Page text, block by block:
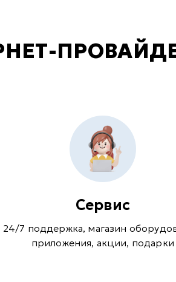
Сервис
24/7 поддержка, магазин
приложения, акции, подарки